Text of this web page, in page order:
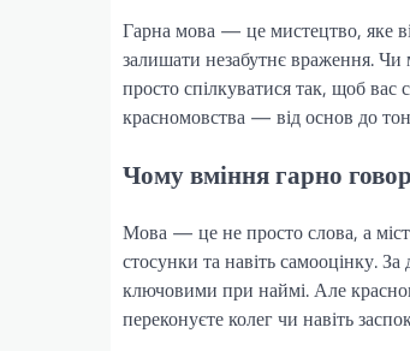
Гарна мова — це мистецтво, яке
залишати незабутнє враження. Чи
просто спілкуватися так, щоб вас
красномовства — від основ до
Чому вміння гарно
Мова — це не просто слова, а
стосунки та навіть самооцінку.
ключовими при наймі. Але
переконуєте колег чи навіть